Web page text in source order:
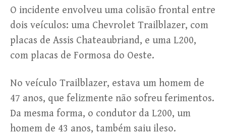
O incidente envolveu uma colisão frontal entre
dois veículos: uma Chevrolet Trailblazer, com
placas de Assis Chateaubriand, e uma L200,
com placas de Formosa do Oeste.
No veículo Trailblazer, estava um homem de
47 anos, que felizmente não sofreu ferimentos.
Da mesma forma, o condutor da L200, um
homem de 43 anos, também saiu ileso.